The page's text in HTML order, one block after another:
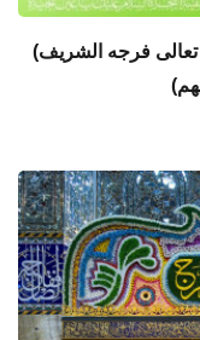
تعالی فرجه الشریف)